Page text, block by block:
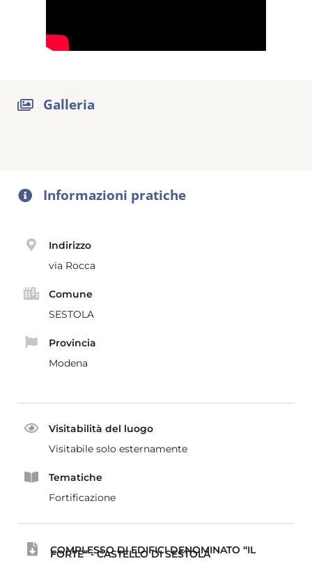
Galleria
Informazioni pratiche
Indirizzo
via Rocca
Comune
SESTOLA
Provincia
Modena
Visitabilità del luogo
Visitabile solo esternamente
Tematiche
Fortificazione
COMPLESSO DI EDIFICI DENOMINATO “IL
FORTE” - CASTELLO DI SESTOLA